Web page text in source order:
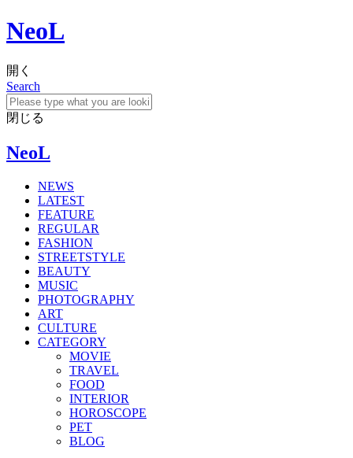
NeoL
開く
Search
閉じる
NeoL
NEWS
LATEST
FEATURE
REGULAR
FASHION
STREETSTYLE
BEAUTY
MUSIC
PHOTOGRAPHY
ART
CULTURE
CATEGORY
MOVIE
TRAVEL
FOOD
INTERIOR
HOROSCOPE
PET
BLOG